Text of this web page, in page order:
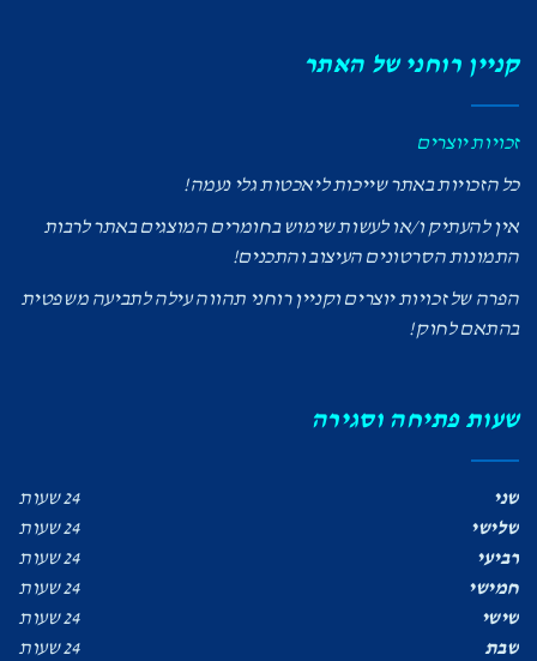
קניין רוחני של האתר
זכויות יוצרים
כל הזכויות באתר שייכות ליאכטות גלי נעמה!
אין להעתיק ו/או לעשות שימוש בחומרים המוצגים באתר לרבות
התמונות הסרטונים העיצוב והתכנים!
הפרה של זכויות יוצרים וקניין רוחני תהווה עילה לתביעה משפטית
בהתאם לחוק!
שעות פתיחה וסגירה
שני
24 שעות
שלישי
24 שעות
רביעי
24 שעות
חמישי
24 שעות
שישי
24 שעות
שבת
24 שעות